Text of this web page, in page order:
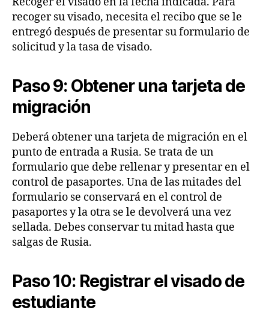
recoger su visado, necesita el recibo que se le
entregó después de presentar su formulario de
solicitud y la tasa de visado.
Paso 9: Obtener una tarjeta de
migración
Deberá obtener una tarjeta de migración en el
punto de entrada a Rusia. Se trata de un
formulario que debe rellenar y presentar en el
control de pasaportes. Una de las mitades del
formulario se conservará en el control de
pasaportes y la otra se le devolverá una vez
sellada. Debes conservar tu mitad hasta que
salgas de Rusia.
Paso 10: Registrar el visado de
estudiante